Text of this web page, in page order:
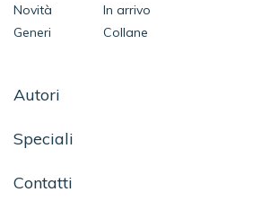
Novità
In arrivo
Generi
Collane
Autori
Speciali
Contatti